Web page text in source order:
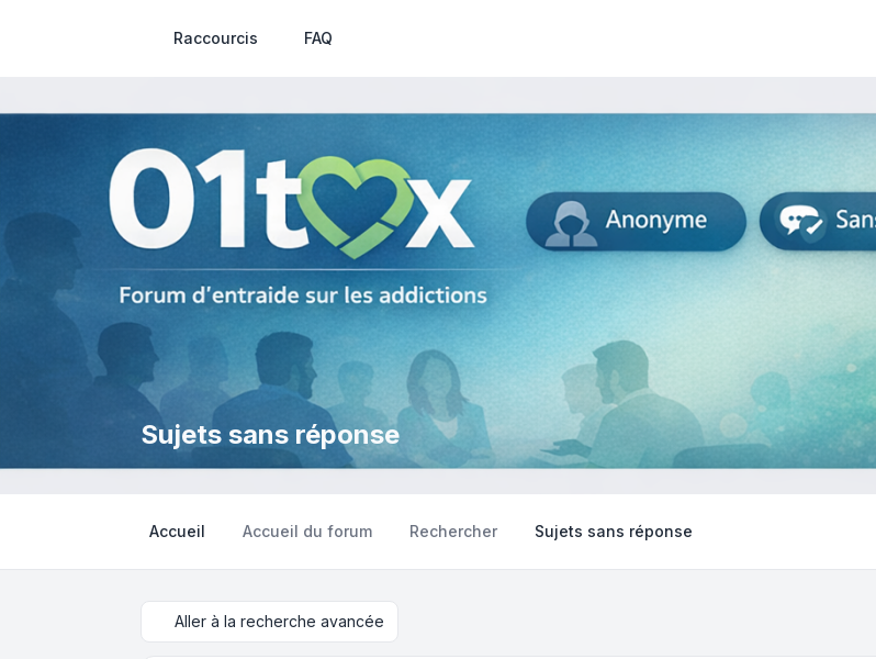
Raccourcis FAQ
Sujets sans réponse
Accueil Accueil du forum Rechercher Sujets sans réponse
Aller à la recherche avancée